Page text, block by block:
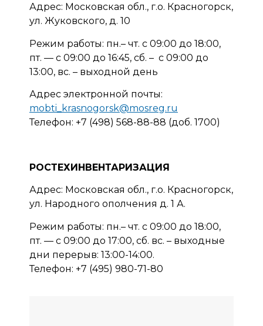
Адрес: Московская обл., г.о. Красногорск,
ул. Жуковского, д. 10
Режим работы: пн.– чт. с 09:00 до 18:00,
пт. — с 09:00 до 16:45, сб. – с 09:00 до
13:00, вс. – выходной день
Адрес электронной почты:
mobti_krasnogorsk@mosreg.ru
Телефон: +7 (498) 568-88-88 (доб. 1700)
РОСТЕХИНВЕНТАРИЗАЦИЯ
Адрес: Московская обл., г.о. Красногорск,
ул. Народного ополчения д. 1 А.
Режим работы: пн.– чт. с 09:00 до 18:00,
пт. — с 09:00 до 17:00, сб. вс. – выходные
дни перерыв: 13:00-14:00.
Телефон: +7 (495) 980-71-80